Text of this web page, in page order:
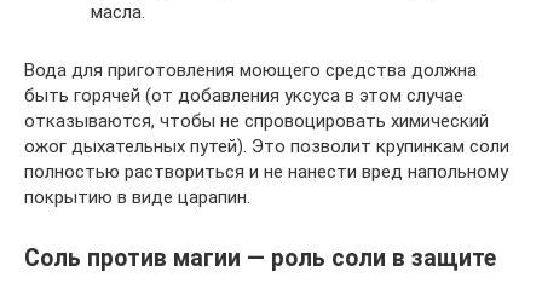
масла.
Вода для приготовления моющего средства должна
быть горячей (от добавления уксуса в этом случае
отказываются, чтобы не спровоцировать химический
ожог дыхательных путей). Это позволит крупинкам соли
полностью раствориться и не нанести вред напольному
покрытию в виде царапин.
Соль против магии — роль соли в защите